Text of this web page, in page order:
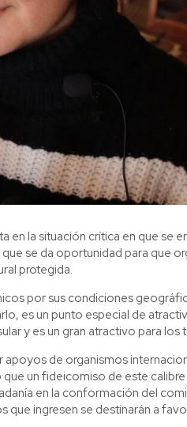
la situación crítica en que se
se da oportunidad para que
protegida.
por sus condiciones
es un punto especial de
y es un gran atractivo para los
de organismos
un fideicomiso de este
en la conformación del
ingresen se destinarán a